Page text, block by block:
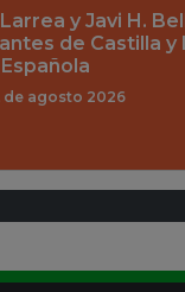
y Javi H.
de Castilla y
de agosto 2026